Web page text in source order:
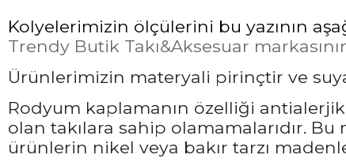
Kolyelerimizin ölçülerini bu yazının
Trendy Butik Takı&Aksesuar
Ürünlerimizin materyali pirinçtir ve
Rodyum kaplamanın özelliği
olan takılara sahip olamamalarıdır.
ürünlerin nikel veya bakır tarzı